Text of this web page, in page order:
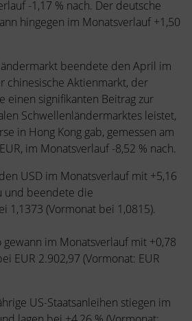
-1,17 % nach. Der deutsche
hingegen im Monatsverlauf +1,50
beendete den April im
chinesische Aktienmarkt, der
einen signifikanten Beitrag zur
Schwellenländermarktes leistet,
in Hong Kong gab, gemessen am
im Monatsverlauf -8,52 % nach.
USD im Monatsverlauf mit +5,16
und beendete die
1,1373 (Vormonat bei 1,0815).
im Monatsverlauf mit +0,78
EUR 2.902,97 (Vormonat: EUR
US-Staatsanleihen stiegen im